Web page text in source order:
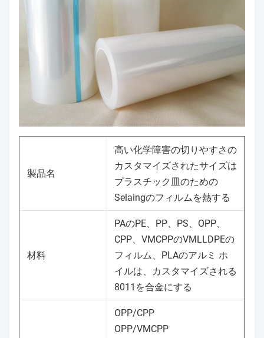
製品名
高い化学障害の切りやすさの
カスタマイズされたサイズは
プラスチック皿のための
Selaingのフィルムを熱する
材料
PAのPE、PP、PS、OPP、
CPP、VMCPPのVMLLDPEの
フィルム、PLAのアルミ ホ
イルは、カスタマイズされる
8011を合金にする
OPP/CPP
OPP/VMCPP